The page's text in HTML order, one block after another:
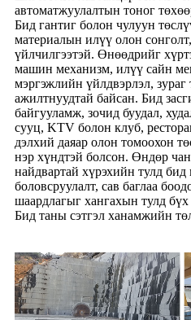
автоматжуулалтын тоног
Бид гантиг болон чулуун
материалын илүү олон
үйлчилгээтэй. Өнөөдрийг
машин механизм, илүү сайн
мэргэжлийн үйлдвэрлэл, зураг
ажилтнуудтай байсан. Бид
байгууламж, зочид буудал,
сууц, KTV болон клуб,
дэлхий даяар олон томоохон
нэр хүндтэй болсон. Өндөр
найдвартай хүрэхийн тулд бид
боловсруулалт, сав баглаа
шаардлагыг хангахын тулд
Бид таны сэтгэл ханамжийн